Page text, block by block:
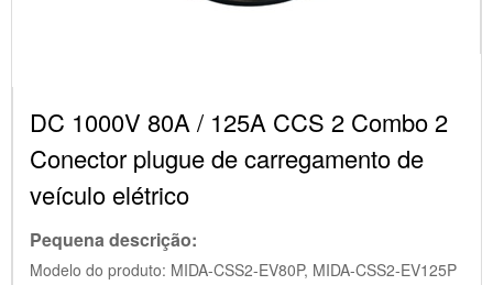
DC 1000V 80A / 125A CCS 2 Combo 2
Conector plugue de carregamento de
veículo elétrico
Pequena descrição:
Modelo do produto: MIDA-CSS2-EV80P, MIDA-CSS2-EV125P